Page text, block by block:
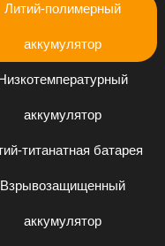
Литий-полимерный
аккумулятор
аккумулятор
титанатная батарея
Взрывозащищенный
аккумулятор